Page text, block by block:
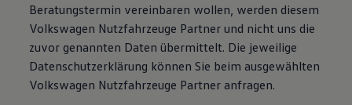
Beratungstermin vereinbaren wollen, werden diesem
Volkswagen Nutzfahrzeuge Partner und nicht uns die
zuvor genannten Daten übermittelt. Die jeweilige
Datenschutzerklärung können Sie beim ausgewählten
Volkswagen Nutzfahrzeuge Partner anfragen.